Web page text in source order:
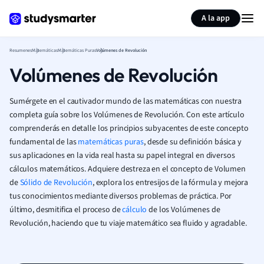
A la app
ResumenesMatemáticasMatemáticas PurasVolúmenes de Revolución
Volúmenes de Revolución
Sumérgete en el cautivador mundo de las matemáticas con nuestra
completa guía sobre los Volúmenes de Revolución. Con este artículo
comprenderás en detalle los principios subyacentes de este concepto
fundamental de lasmatemáticas puras, desde su definición básica y
sus aplicaciones en la vida real hasta su papel integral en diversos
cálculos matemáticos. Adquiere destreza en el concepto de Volumen
deSólido de Revolución, explora los entresijos de la fórmula y mejora
tus conocimientos mediante diversos problemas de práctica. Por
último, desmitifica el proceso decálculo de los Volúmenes de
Revolución, haciendo que tu viaje matemático sea fluido y agradable.
Resumir página